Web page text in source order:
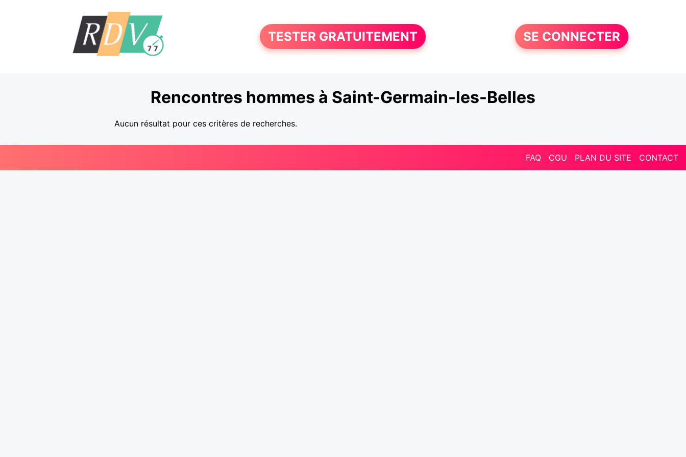
TESTER GRATUITEMENT SE CONNECTER
Rencontres hommes à Saint-Germain-les-Belles
Aucun résultat pour ces critères de recherches.
FAQ CGU PLAN DU SITE CONTACT